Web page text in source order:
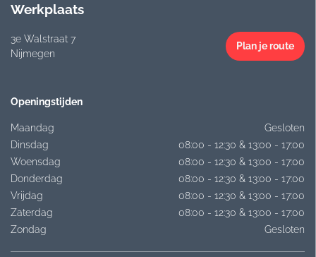
Werkplaats
3e Walstraat 7
Nijmegen
Plan je route
Openingstijden
Maandag
Gesloten
Dinsdag
08:00 - 12:30 & 13:00 - 17:00
Woensdag
08:00 - 12:30 & 13:00 - 17:00
Donderdag
08:00 - 12:30 & 13:00 - 17:00
Vrijdag
08:00 - 12:30 & 13:00 - 17:00
Zaterdag
08:00 - 12:30 & 13:00 - 17:00
Zondag
Gesloten